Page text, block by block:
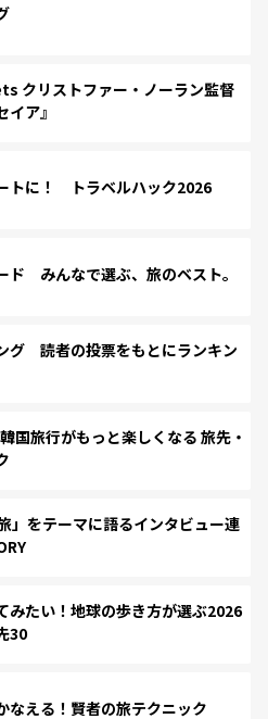
クリストファー・ノーラン監督
ア』
トに！ トラベルハック2026
ド みんなで選ぶ、旅のベスト。
グ 読者の投票をもとにランキン
旅行がもっと楽しくなる 旅先・
」をテーマに語るインタビュー連
みたい！地球の歩き方が選ぶ2026
30
なえる！賢者の旅テクニック